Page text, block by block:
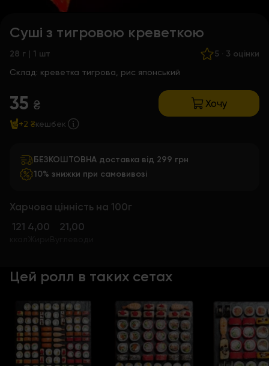
Суші з тигровою креветкою
28 г | 1 шт 5 · 3 оцінки
Склад: креветка тигрова, рис японський
35 ₴ Хочу
+2 ₴кешбек
БЕЗКОШТОВНА доставка від 299 грн
10% знижки при самовивозі
Харчова цінність на 100г
121 4,00 21,00
Цей ролл в таких сетах